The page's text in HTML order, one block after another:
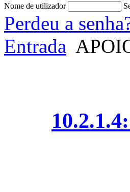
Nome de utilizador
Perdeu a
Entrada